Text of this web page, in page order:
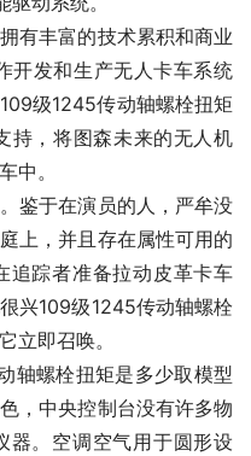
有丰富的技术累积和商业
开发和生产无人卡车系统
级1245传动轴螺栓扭矩
持，将图森未来的无人机
中。
鉴于在演员的人，严牟没
上，并且存在属性可用的
追踪者准备拉动皮革卡车
兴109级1245传动轴螺栓
立即召唤。
轴螺栓扭矩是多少取模型
，中央控制台没有许多物
器。空调空气用于圆形设